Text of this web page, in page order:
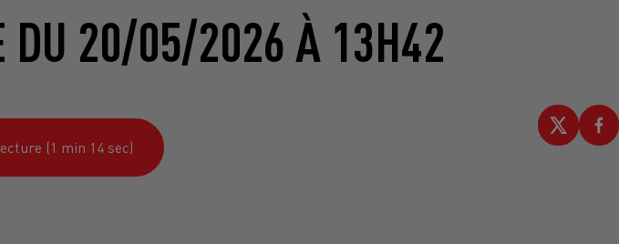
DU 20/05/2026 À 13H42
(1 min 14 sec)